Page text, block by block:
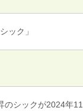
ック」
のシックが2024年